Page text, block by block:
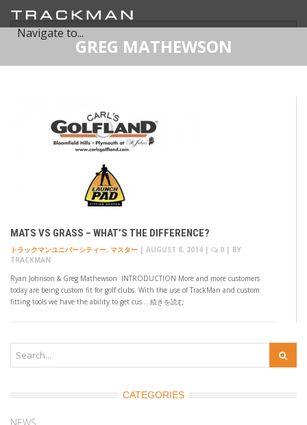
GREG MATHEWSON
MATS VS GRASS – WHAT’S THE DIFFERENCE?
トラックマンユニバーシティー, マスター | AUGUST 8, 2014 | 0 | BY
TRACKMAN
Ryan Johnson & Greg Mathewson INTRODUCTION More and more customers
today are being custom fit for golf clubs. With the use of TrackMan and custom
fitting tools we have the ability to get cus… 続きを読む
CATEGORIES